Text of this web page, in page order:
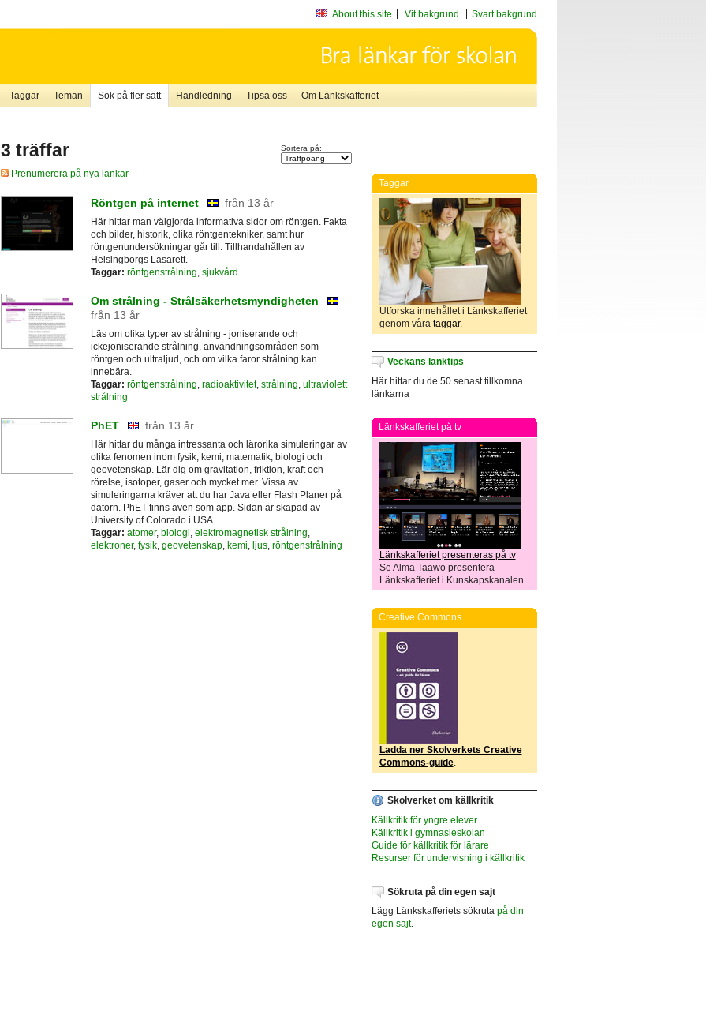
About this site Vit bakgrund Svart bakgrund
Taggar Teman Sök på fler sätt Handledning Tipsa oss Om Länkskafferiet
3 träffar Sortera på:
Prenumerera på nya länkar
Röntgen på internet från 13 år
Här hittar man välgjorda informativa sidor om röntgen. Fakta
och bilder, historik, olika röntgentekniker, samt hur
röntgenundersökningar går till. Tillhandahållen av
Helsingborgs Lasarett.
Taggar: röntgenstrålning sjukvård
Om strålning - Strålsäkerhetsmyndigheten
från 13 år
Läs om olika typer av strålning - joniserande och
ickejoniserande strålning, användningsområden som
röntgen och ultraljud, och om vilka faror strålning kan
innebära.
Taggar: röntgenstrålning, radioaktivitet, strålning, ultraviolett
strålning
PhET från 13 år
Här hittar du många intressanta och lärorika simuleringar av
olika fenomen inom fysik, kemi, matematik, biologi och
geovetenskap. Lär dig om gravitation, friktion, kraft och
rörelse, isotoper, gaser och mycket mer. Vissa av
simuleringarna kräver att du har Java eller Flash Planer på
datorn. PhET finns även som app. Sidan är skapad av
University of Colorado i USA.
Taggar: atomer, biologi, elektromagnetisk strålning,
elektroner, fysik, geovetenskap, kemi, ljus, röntgenstrålning
Taggar
Utforska innehållet i Länkskafferiet
genom våra taggar.
Veckans länktips
Här hittar du de 50 senast tillkomna
länkarna
Länkskafferiet på tv
Länkskafferiet presenteras på tv
Se Alma Taawo presentera
Länkskafferiet i Kunskapskanalen.
Creative Commons
Ladda ner Skolverkets Creative
Commons-guide.
Skolverket om källkritik
Källkritik för yngre elever
Källkritik i gymnasieskolan
Guide för källkritik för lärare
Resurser för undervisning i källkritik
Sökruta på din egen sajt
Lägg Länkskafferiets sökruta på din
egen sajt.